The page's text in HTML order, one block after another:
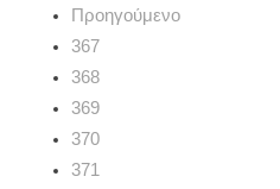
Προηγούμενο
367
368
369
370
371